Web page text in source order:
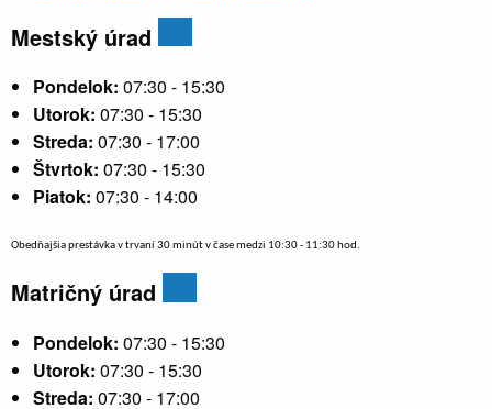
Mestský úrad
Pondelok: 07:30 - 15:30
Utorok: 07:30 - 15:30
Streda: 07:30 - 17:00
Štvrtok: 07:30 - 15:30
Piatok: 07:30 - 14:00
Obedňajšia prestávka v trvaní 30 minút v čase medzi 10:30 - 11:30 hod.
Matričný úrad
Pondelok: 07:30 - 15:30
Utorok: 07:30 - 15:30
Streda: 07:30 - 17:00